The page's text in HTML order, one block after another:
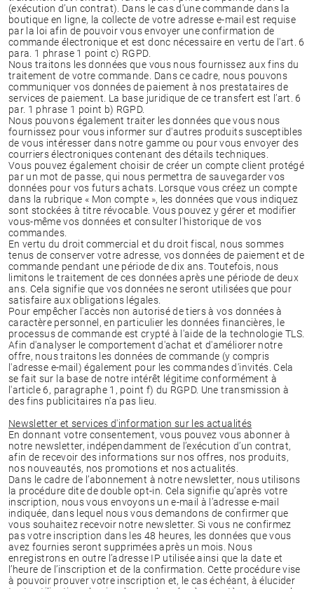
(exécution d’un contrat). Dans le cas d'une commande dans la
boutique en ligne, la collecte de votre adresse e-mail est requise
par la loi afin de pouvoir vous envoyer une confirmation de
commande électronique et est donc nécessaire en vertu de l'art. 6
para. 1 phrase 1 point c) RGPD.
Nous traitons les données que vous nous fournissez aux fins du
traitement de votre commande. Dans ce cadre, nous pouvons
communiquer vos données de paiement à nos prestataires de
services de paiement. La base juridique de ce transfert est l’art. 6
par. 1 phrase 1 point b) RGPD.
Nous pouvons également traiter les données que vous nous
fournissez pour vous informer sur d'autres produits susceptibles
de vous intéresser dans notre gamme ou pour vous envoyer des
courriers électroniques contenant des détails techniques.
Vous pouvez également choisir de créer un compte client protégé
par un mot de passe, qui nous permettra de sauvegarder vos
données pour vos futurs achats. Lorsque vous créez un compte
dans la rubrique « Mon compte », les données que vous indiquez
sont stockées à titre révocable. Vous pouvez y gérer et modifier
vous-même vos données et consulter l'historique de vos
commandes.
En vertu du droit commercial et du droit fiscal, nous sommes
tenus de conserver votre adresse, vos données de paiement et de
commande pendant une période de dix ans. Toutefois, nous
limitons le traitement de ces données après une période de deux
ans. Cela signifie que vos données ne seront utilisées que pour
satisfaire aux obligations légales.
Pour empêcher l'accès non autorisé de tiers à vos données à
caractère personnel, en particulier les données financières, le
processus de commande est crypté à l'aide de la technologie TLS.
Afin d'analyser le comportement d'achat et d'améliorer notre
offre, nous traitons les données de commande (y compris
l'adresse e-mail) également pour les commandes d'invités. Cela
se fait sur la base de notre intérêt légitime conformément à
l'article 6, paragraphe 1, point f) du RGPD. Une transmission à
des fins publicitaires n'a pas lieu.
Newsletter et services d'information sur les actualités
En donnant votre consentement, vous pouvez vous abonner à
notre newsletter, indépendamment de l’exécution d’un contrat,
afin de recevoir des informations sur nos offres, nos produits,
nos nouveautés, nos promotions et nos actualités.
Dans le cadre de l’abonnement à notre newsletter, nous utilisons
la procédure dite de double opt-in. Cela signifie qu’après votre
inscription, nous vous envoyons un e-mail à l’adresse e-mail
indiquée, dans lequel nous vous demandons de confirmer que
vous souhaitez recevoir notre newsletter. Si vous ne confirmez
pas votre inscription dans les 48 heures, les données que vous
avez fournies seront supprimées après un mois. Nous
enregistrons en outre l’adresse IP utilisée ainsi que la date et
l’heure de l’inscription et de la confirmation. Cette procédure vise
à pouvoir prouver votre inscription et, le cas échéant, à élucider